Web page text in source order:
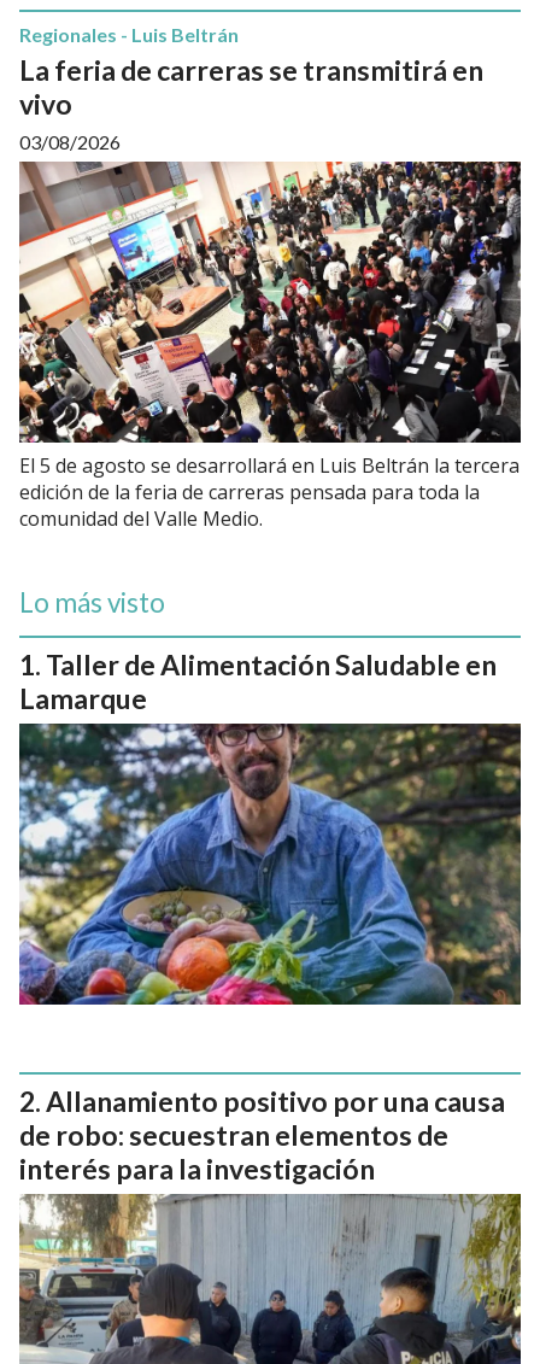
La feria de carreras se transmitirá en
vivo
Regionales - Luis Beltrán
03/08/2026
El 5 de agosto se desarrollará en Luis Beltrán la tercera
edición de la feria de carreras pensada para toda la
comunidad del Valle Medio.
Lo más visto
Taller de Alimentación Saludable en
Lamarque
Allanamiento positivo por una causa
de robo: secuestran elementos de
interés para la investigación